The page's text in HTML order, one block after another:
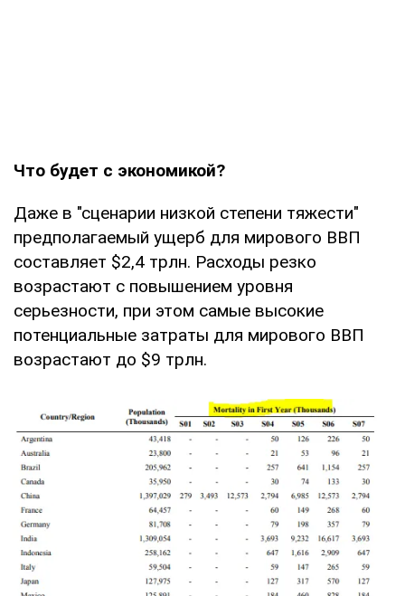
Что будет с экономикой?
Даже в "сценарии низкой степени тяжести"
предполагаемый ущерб для мирового ВВП
составляет $2,4 трлн. Расходы резко
возрастают с повышением уровня
серьезности, при этом самые высокие
потенциальные затраты для мирового ВВП
возрастают до $9 трлн.